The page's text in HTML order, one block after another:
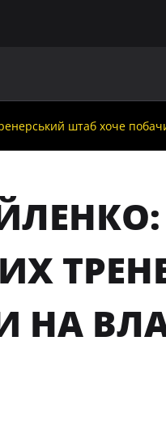
штаб хоче